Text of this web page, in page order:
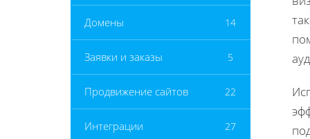
Домены 14
Заявки и заказы 5
Продвижение сайтов 22
Интеграции 27